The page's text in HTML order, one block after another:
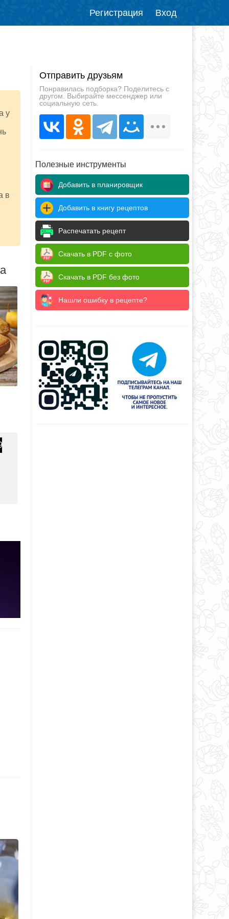
Регистрация Вход
у
в
Отправить друзьям
Понравилась подборка? Поделитесь с
другом. Выбирайте мессенджер или
социальную сеть.
Полезные инструменты
Добавить в планировщик
Добавить в книгу рецептов
Распечатать рецепт
Скачать в PDF с фото
Скачать в PDF без фото
Нашли ошибку в рецепте?